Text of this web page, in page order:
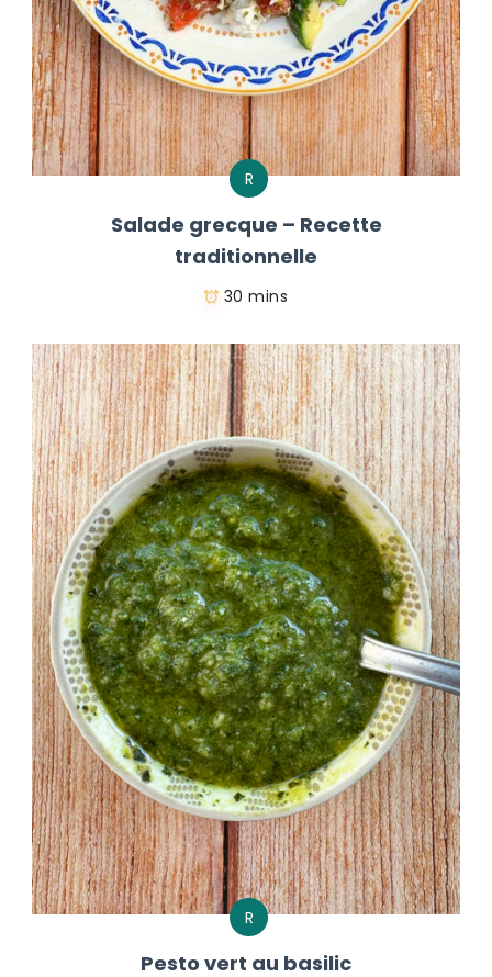
R
Salade grecque – Recette
traditionnelle
30 mins
R
Pesto vert au basilic